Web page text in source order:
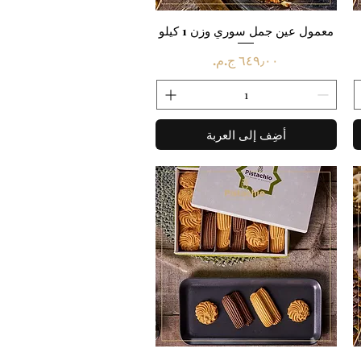
العرض السريع
معمول عين جمل سوري وزن 1 كيلو
السعر
أضِف إلى العربة